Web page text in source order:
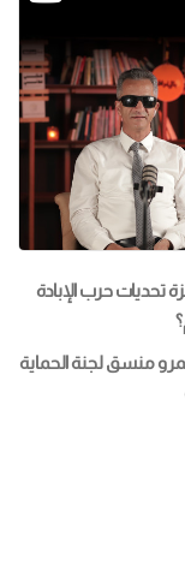
تحديات حرب الإبادة
منسق لجنة الحماية